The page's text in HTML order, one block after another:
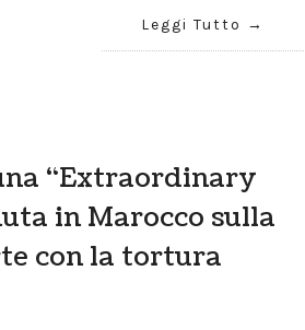
Leggi Tutto
“Extraordinary
in Marocco sulla
con la tortura